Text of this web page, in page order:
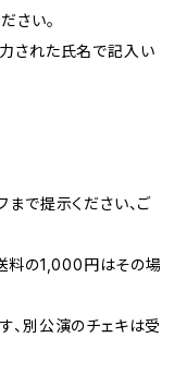
さい。
された氏名で記入い
で提示ください、ご
料の1,000円はその場
、別公演のチェキは受